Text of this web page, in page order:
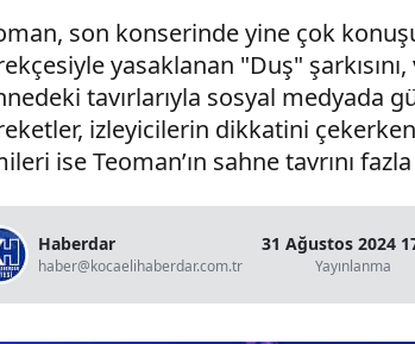
son konserinde yine çok
yasaklanan "Duş"
tavırlarıyla sosyal medyada
izleyicilerin dikkatini
ise Teoman’ın sahne tavrını
Haberdar
haber@kocaelihaberdar.com.tr
31 Ağustos 2024
Yayınlanma